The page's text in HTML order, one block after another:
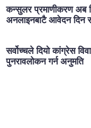
कन्सुलर प्रमाणीकरण अब
अनलाइनबाटै आवेदन दिन
सर्वोच्चले दियो कांग्रेस
पुनरावलोकन गर्न अनुमति